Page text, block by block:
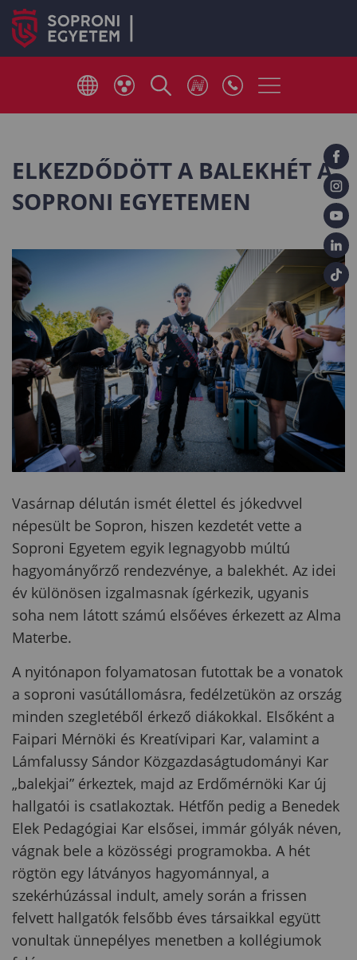
ELKEZDŐDÖTT A BALEKHÉT A
SOPRONI EGYETEMEN
Vasárnap délután ismét élettel és jókedvvel
népesült be Sopron, hiszen kezdetét vette a
Soproni Egyetem egyik legnagyobb múltú
hagyományőrző rendezvénye, a balekhét. Az idei
év különösen izgalmasnak ígérkezik, ugyanis
soha nem látott számú elsőéves érkezett az Alma
Materbe.
A nyitónapon folyamatosan futottak be a vonatok
a soproni vasútállomásra, fedélzetükön az ország
minden szegletéből érkező diákokkal. Elsőként a
Faipari Mérnöki és Kreatívipari Kar, valamint a
Lámfalussy Sándor Közgazdaságtudományi Kar
„balekjai” érkeztek, majd az Erdőmérnöki Kar új
hallgatói is csatlakoztak. Hétfőn pedig a Benedek
Elek Pedagógiai Kar elsősei, immár gólyák néven,
vágnak bele a közösségi programokba. A hét
rögtön egy látványos hagyománnyal, a
szekérhúzással indult, amely során a frissen
felvett hallgatók felsőbb éves társaikkal együtt
vonultak ünnepélyes menetben a kollégiumok